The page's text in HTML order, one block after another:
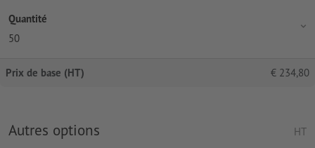
Quantité
50
Prix de base (HT) € 234,80
Autres options HT